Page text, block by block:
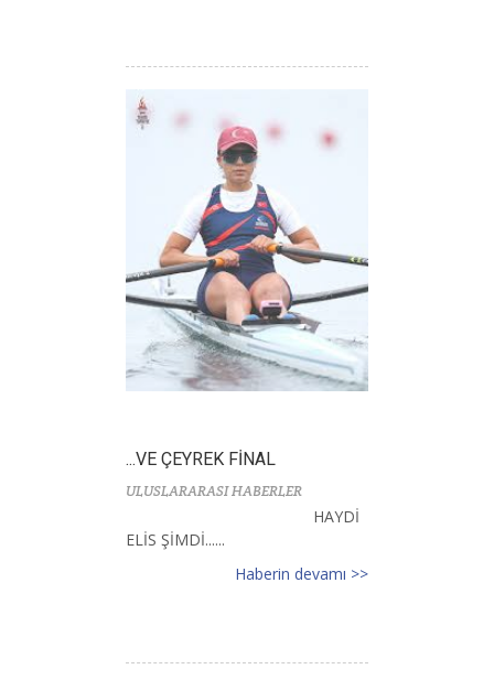
...VE ÇEYREK FİNAL
ULUSLARARASI HABERLER
HAYDİ
ELİS ŞİMDİ......
Haberin devamı >>